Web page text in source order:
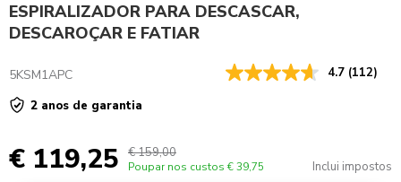
ESPIRALIZADOR PARA DESCASCAR,
DESCAROÇAR E FATIAR
5KSM1APC 4.7 (112)
2 anos de garantia
€ 119,25 € 159,00
Poupar nos custos € 39,75 Inclui impostos